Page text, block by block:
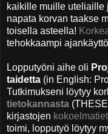
kaikille muille uteliaille
napata korvan taakse
toisella asteella!
tehokkaampi
Lopputyöni aihe oli
taidetta (in English:
Tutkimukseni löytyy
tietokannasta
kirjastojen
toimi, lopputyö löytyy